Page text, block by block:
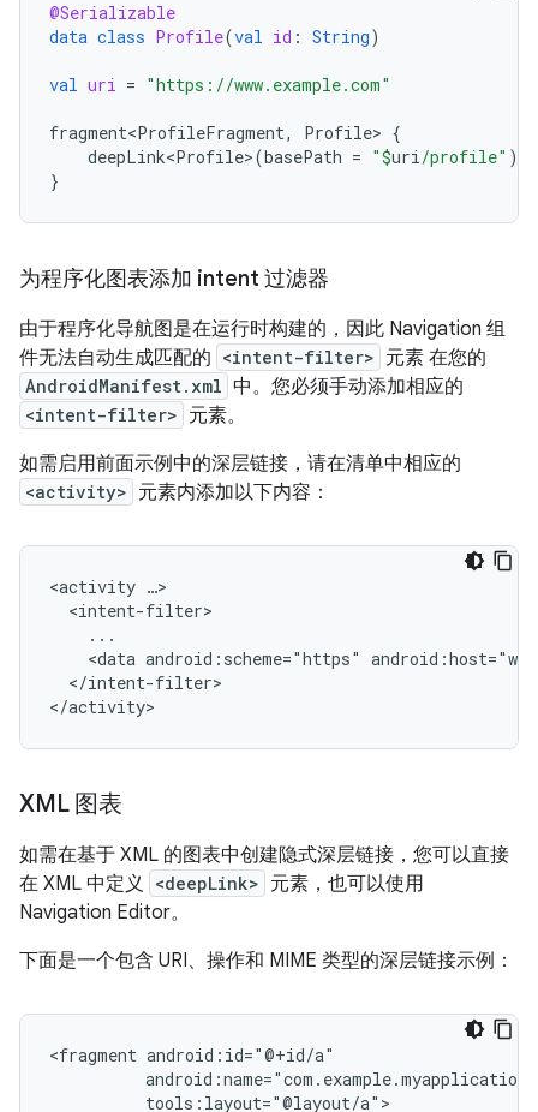
@Serializable
data class Profile(val id : String)
val uri = "https://www.example.com"
fragment<ProfileFragment, Profile> {
deepLink<Profile>(basePath = "$uri/profile" )
}
为程序化图表添加 intent 过滤器
由于程序化导航图是在运行时构建的，因此 Navigation 组
件无法自动生成匹配的 <intent-filter> 元素 在您的
AndroidManifest.xml 中。您必须手动添加相应的
<intent-filter> 元素。
如需启用前面示例中的深层链接，请在清单中相应的
<activity> 元素内添加以下内容：
<activity
<data android:scheme="https"
</intent-filter>
XML 图表
如需在基于 XML 的图表中创建隐式深层链接，您可以直接
在 XML 中定义 <deepLink> 元素，也可以使用
Navigation Editor。
下面是一个包含 URI、操作和 MIME 类型的深层链接示例：
<fragment